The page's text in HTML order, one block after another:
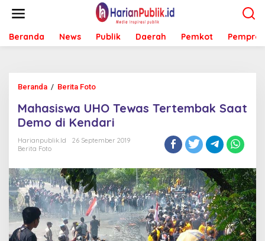
t
Beranda News Publik Daerah Pemkot Pemprov
Beranda / Berita Foto
h
a
s
i
a
U
H
O
T
e
w
Mahasiswa UHO Tewas Tertembak Saat
Demo di Kendari
Harianpublik.id
26 September 2019
Berita Foto